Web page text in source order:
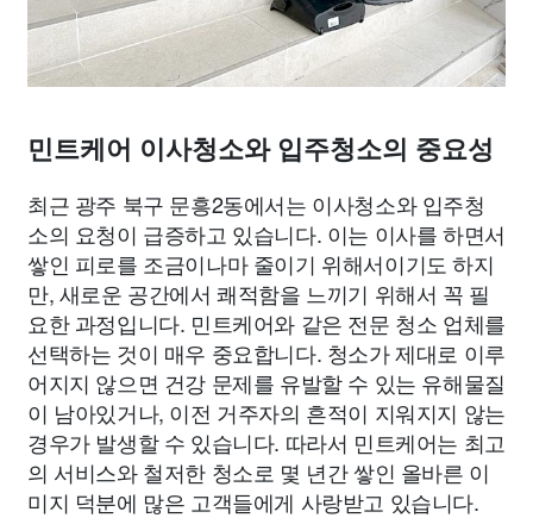
민트케어 이사청소와 입주청소의 중요성
최근 광주 북구 문흥2동에서는 이사청소와 입주청
소의 요청이 급증하고 있습니다. 이는 이사를 하면서
쌓인 피로를 조금이나마 줄이기 위해서이기도 하지
만, 새로운 공간에서 쾌적함을 느끼기 위해서 꼭 필
요한 과정입니다. 민트케어와 같은 전문 청소 업체를
선택하는 것이 매우 중요합니다. 청소가 제대로 이루
어지지 않으면 건강 문제를 유발할 수 있는 유해물질
이 남아있거나, 이전 거주자의 흔적이 지워지지 않는
경우가 발생할 수 있습니다. 따라서 민트케어는 최고
의 서비스와 철저한 청소로 몇 년간 쌓인 올바른 이
미지 덕분에 많은 고객들에게 사랑받고 있습니다.